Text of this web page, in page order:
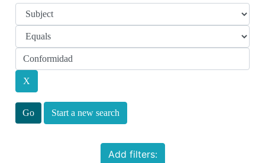
Start a new search
Add filters: